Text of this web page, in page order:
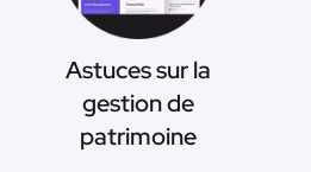
Astuces sur la
gestion de
patrimoine